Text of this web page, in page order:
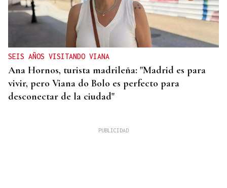
SEIS AÑOS VISITANDO VIANA
Ana Hornos, turista madrileña: "Madrid es para
vivir, pero Viana do Bolo es perfecto para
desconectar de la ciudad"